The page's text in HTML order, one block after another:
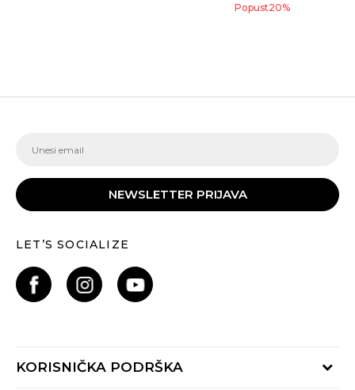
Popust20%
NEWSLETTER PRIJAVA
LET’S SOCIALIZE
KORISNIČKA PODRŠKA